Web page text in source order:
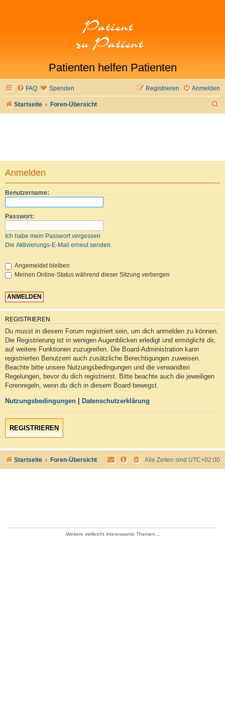
Patienten helfen Patienten
FAQ Spenden Anmelden
Registrieren
Startseite Foren-Übersicht
Anmelden
Benutzername:
Passwort:
Ich habe mein Passwort vergessen
Die Aktivierungs-E-Mail erneut senden
Angemeldet bleiben
Meinen Online-Status während dieser Sitzung verbergen
REGISTRIEREN
Du musst in diesem Forum registriert sein, um dich anmelden zu können.
Die Registrierung ist in wenigen Augenblicken erledigt und ermöglicht dir,
auf weitere Funktionen zuzugreifen. Die Board-Administration kann
registrierten Benutzern auch zusätzliche Berechtigungen zuweisen.
Beachte bitte unsere Nutzungsbedingungen und die verwandten
Regelungen, bevor du dich registrierst. Bitte beachte auch die jeweiligen
Forenregeln, wenn du dich in diesem Board bewegst.
Nutzungsbedingungen Datenschutzerklärung
REGISTRIEREN
Startseite Foren-Übersicht Alle Zeiten sind UTC+02:00
Weitere vielleicht interessante Themen...